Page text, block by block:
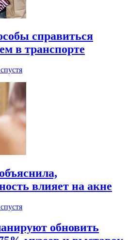
справиться
в транспорте
влияет на акне
обновить